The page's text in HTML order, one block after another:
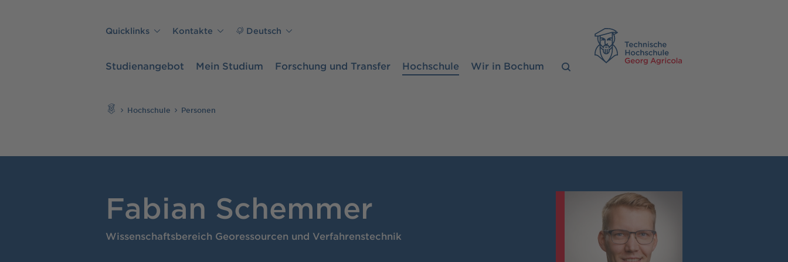
Studienangebot Mein Studium Forschung und Transfer Hochschule Wir in Bochum
Quicklinks Kontakte Deutsch
Hochschule Personen
Fabian Schemmer
Wissenschaftsbereich Georessourcen und Verfahrenstechnik